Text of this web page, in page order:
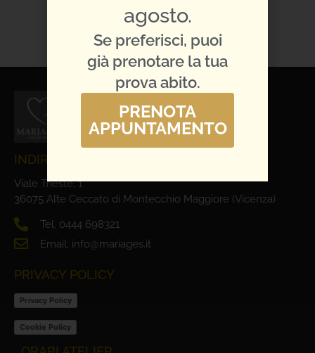
INDIRIZZO E CONTATTI
Viale Trieste, 1
36075 Alte Ceccato di Montecchio Maggiore (Vicenza)
Tel. 0444 698321
Email: info@mariages.it
PRIVACY POLICY
Privacy Policy
Cookie Policy
agosto.
Se preferisci, puoi
già prenotare la tua
prova abito.
PRENOTA
APPUNTAMENTO